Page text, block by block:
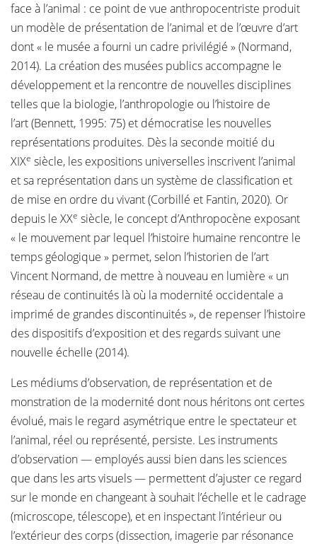
face à l’animal : ce point de vue anthropocentriste produit
un modèle de présentation de l’animal et de l’œuvre d’art
dont « le musée a fourni un cadre privilégié » (Normand,
2014). La création des musées publics accompagne le
développement et la rencontre de nouvelles disciplines
telles que la biologie, l’anthropologie ou l’histoire de
l’art (Bennett, 1995: 75) et démocratise les nouvelles
représentations produites. Dès la seconde moitié du
XIXe siècle, les expositions universelles inscrivent l’animal
et sa représentation dans un système de classification et
de mise en ordre du vivant (Corbillé et Fantin, 2020). Or
depuis le XXe siècle, le concept d’Anthropocène exposant
« le mouvement par lequel l’histoire humaine rencontre le
temps géologique » permet, selon l’historien de l’art
Vincent Normand, de mettre à nouveau en lumière « un
réseau de continuités là où la modernité occidentale a
imprimé de grandes discontinuités », de repenser l’histoire
des dispositifs d’exposition et des regards suivant une
nouvelle échelle (2014).
Les médiums d’observation, de représentation et de
monstration de la modernité dont nous héritons ont certes
évolué, mais le regard asymétrique entre le spectateur et
l’animal, réel ou représenté, persiste. Les instruments
d’observation — employés aussi bien dans les sciences
que dans les arts visuels — permettent d’ajuster ce regard
sur le monde en changeant à souhait l’échelle et le cadrage
(microscope, télescope), et en inspectant l’intérieur ou
l’extérieur des corps (dissection, imagerie par résonance